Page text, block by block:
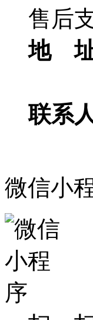
售后
地 址
创
联系
张
微信小